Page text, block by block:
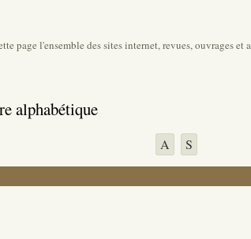
page l'ensemble des sites internet, revues, ouvrages et
alphabétique
A S